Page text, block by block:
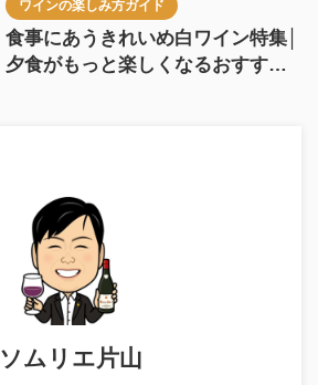
ワインの楽しみ方ガイド
食事にあうきれいめ白ワイン特集│
夕食がもっと楽しくなるおすすめ
ソムリエ片山